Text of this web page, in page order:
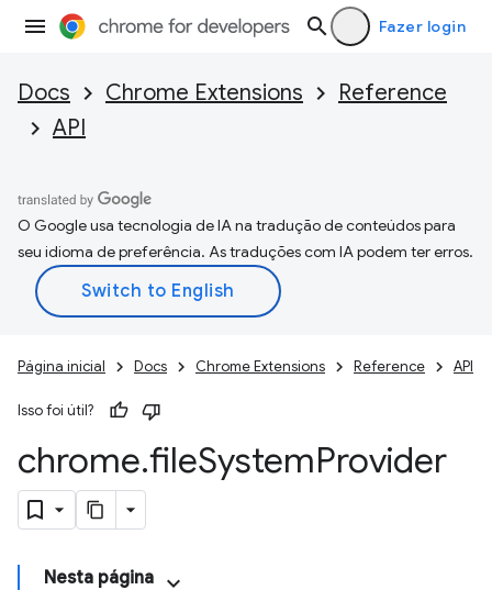
Fazer login
Docs Chrome Extensions
Reference
API
O Google usa tecnologia de IA na tradução de conteúdos para
seu idioma de preferência. As traduções com IA podem ter erros.
Página inicial Docs Chrome Extensions Reference API
Isso foi útil?
chrome.fileSystemProvider
Nesta página